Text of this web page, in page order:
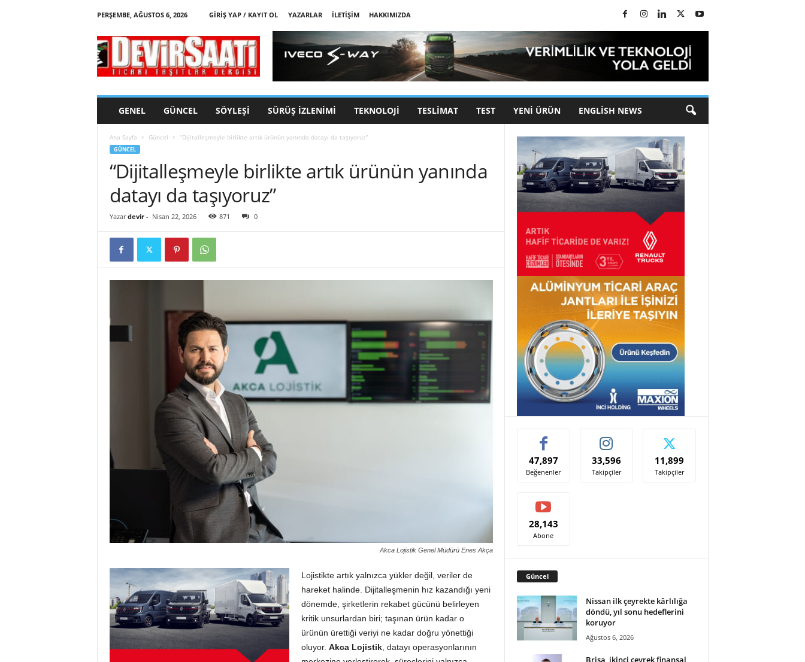
PERŞEMBE, AĞUSTOS 6, 2026 GIRIŞ YAP / KAYIT OL YAZARLAR İLETIŞIM
HAKKIMIZDA
e
v
i
r
GENEL GÜNCEL SÖYLEŞI SÜRÜŞ İZLENIMI TEKNOLOJI TESLIMAT TEST YENI ÜRÜN ENGLISH NEWS
Ana Sayfa Güncel “Dijitalleşmeyle birlikte artık ürünün yanında datayı da taşıyoruz”
GÜNCEL
“Dijitalleşmeyle birlikte artık ürünün yanında
datayı da taşıyoruz”
Yazar devir- Nisan 22, 2026 871 0
Akca Lojistik Genel Müdürü Enes Akça
Lojistikte artık yalnızca yükler değil, veriler de
hareket halinde. Dijitalleşmenin hız kazandığı yeni
dönemde, şirketlerin rekabet gücünü belirleyen
kritik unsurlardan biri; taşınan ürün kadar o
ürünün ürettiği veriyi ne kadar doğru yönettiği
oluyor. Akca Lojistik, datayı operasyonlarının
47,897
Beğenenler
33,596
Takipçiler
11,899
Takipçiler
28,143
Abone
Güncel
Nissan ilk çeyrekte kârlılığa
döndü, yıl sonu hedeflerini
koruyor
Ağustos 6, 2026
Brisa, ikinci çeyrek finansal